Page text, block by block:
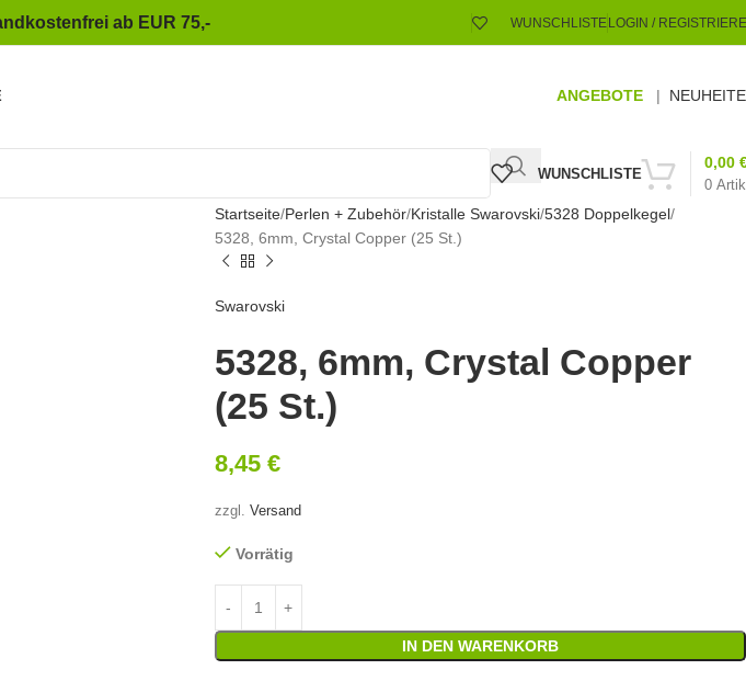
ab EUR 75,- WUNSCHLISTELOGIN /
ANGEBOTE |
WUNSCHLISTE
0
0,00
Startseite Perlen + Zubehör Kristalle Swarovski 5328 Doppelkegel
5328, 6mm, Crystal Copper (25 St.)
Swarovski
5328, 6mm, Crystal Copper
(25 St.)
8,45 €
zzgl. Versand
Vorrätig
IN DEN WARENKORB